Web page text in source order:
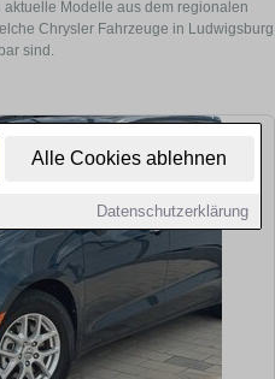
Alle Cookies ablehnen
Datenschutzerklärung
Modelle aus dem regionalen
Chrysler Fahrzeuge in Ludwigsburg
sind.